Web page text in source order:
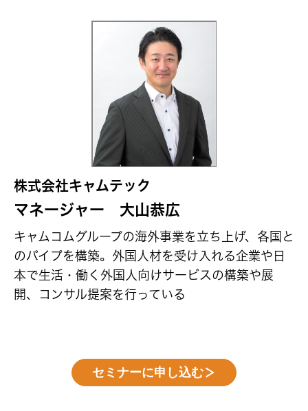
株式会社キャムテック
マネージャー 大山恭広
キャムコムグループの海外事業を立ち上げ、各国と
のパイプを構築。外国人材を受け入れる企業や日
本で生活・働く外国人向けサービスの構築や展
開、コンサル提案を行っている
セミナーに申し込む＞